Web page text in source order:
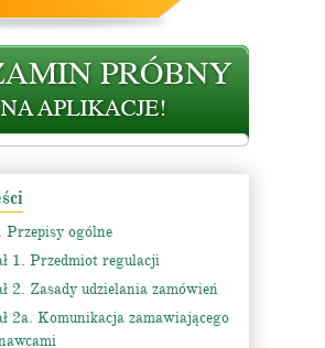
ogólne
1. Przedmiot regulacji
2. Zasady udzielania zamówień
2a. Komunikacja zamawiającego